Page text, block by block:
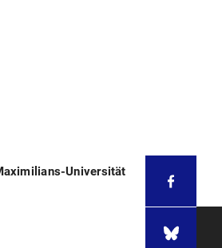
Universität